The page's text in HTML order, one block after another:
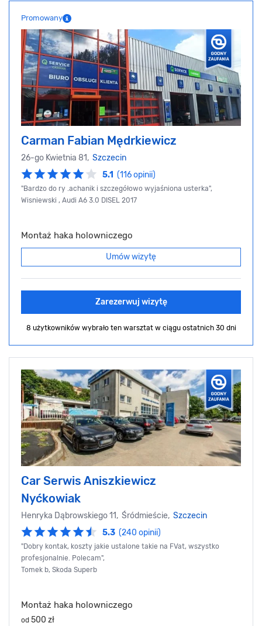
Promowany
Carman Fabian Mędrkiewicz
26-go Kwietnia 81, Szczecin
5.1 (116 opinii)
"Bardzo do ry .achanik i szczegółowo wyjaśniona usterka",
Wisniewski , Audi A6 3.0 DISEL 2017
Montaż haka holowniczego
Umów wizytę
Zarezerwuj wizytę
8 użytkowników wybrało ten warsztat w ciągu ostatnich 30 dni
Car Serwis Aniszkiewicz
Nyćkowiak
Henryka Dąbrowskiego 11, Śródmieście, Szczecin
5.3 (240 opinii)
"Dobry kontak, koszty jakie ustalone takie na FVat, wszystko
profesjonalnie. Polecam",
Tomek b, Skoda Superb
Montaż haka holowniczego
od 500 zł